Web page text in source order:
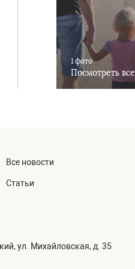
1 фото
Посмотреть все
Все новости
Статьи
ул. Михайловская, д. 35